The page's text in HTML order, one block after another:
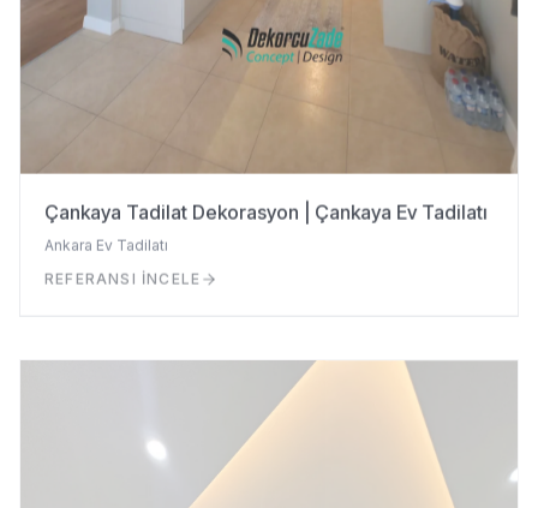
Çankaya Tadilat Dekorasyon | Çankaya Ev Tadilatı
Ankara Ev Tadilatı
REFERANSI İNCELE